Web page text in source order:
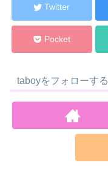
Twitter
Pocket
taboyをフォローする